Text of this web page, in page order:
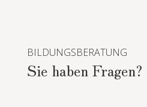
BILDUNGSBERATUNG
Sie haben Fragen?